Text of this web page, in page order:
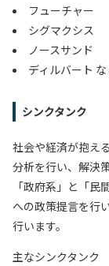
フューチャー
シグマクシス
ノースサンド
ディルバート
シンクタンク
社会や経済が抱え
分析を行い、解決
「政府系」と「
への政策提言を行
行います。
主なシンクタンク